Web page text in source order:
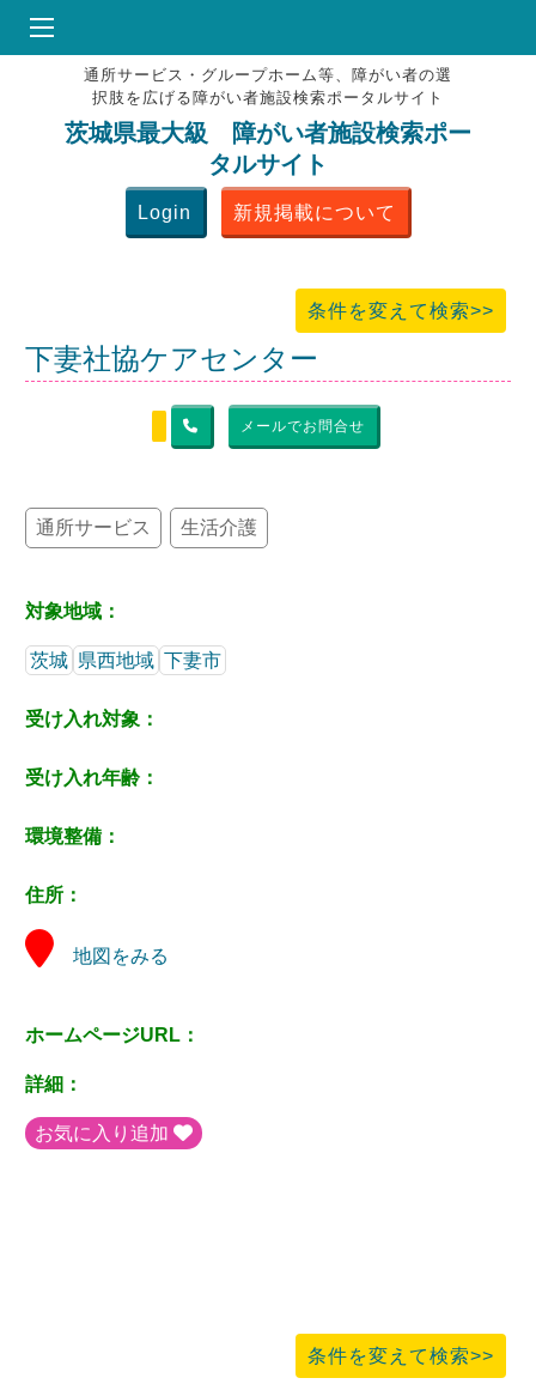
HOME
♥お気にりブックマーク
掲載会員MENU
よくある質問
通所サービス・グループホーム等、障がい者の選
択肢を広げる障がい者施設検索ポータルサイト
茨城県最大級 障がい者施設検索ポー
タルサイト
Login 新規掲載について
条件を変えて検索>>
下妻社協ケアセンター
メールでお問合せ
通所サービス 生活介護
対象地域：
茨城 県西地域 下妻市
受け入れ対象：
受け入れ年齢：
環境整備：
住所：
地図をみる
ホームページURL：
詳細：
お気に入り追加
条件を変えて検索>>